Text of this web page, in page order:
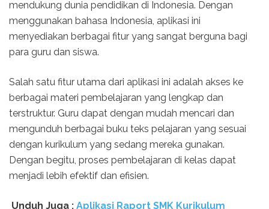
mendukung dunia pendidikan di Indonesia. Dengan
menggunakan bahasa Indonesia, aplikasi ini
menyediakan berbagai fitur yang sangat berguna bagi
para guru dan siswa.
Salah satu fitur utama dari aplikasi ini adalah akses ke
berbagai materi pembelajaran yang lengkap dan
terstruktur. Guru dapat dengan mudah mencari dan
mengunduh berbagai buku teks pelajaran yang sesuai
dengan kurikulum yang sedang mereka gunakan.
Dengan begitu, proses pembelajaran di kelas dapat
menjadi lebih efektif dan efisien.
Unduh Juga : Aplikasi Raport SMK Kurikulum